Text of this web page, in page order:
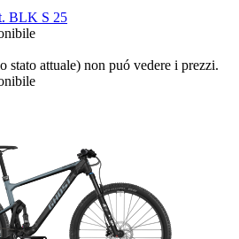
BLK S 25
stato attuale) non puó vedere i prezzi.